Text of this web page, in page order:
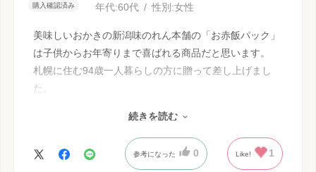
購入確認済み 年代:60代 性別:女性
美味しいおかきの新潟味のれん本舗の「お赤飯パック」
は子供からお年寄りまで喜ばれる商品だと思います。
札幌に住む94歳一人暮らしの方に贈って差し上げまし
た。
と何が違うのか知った欲しくて贈って差し上げました。
続きを読む
参考になった 0 Like! 1